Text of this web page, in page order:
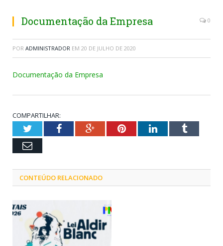
Documentação da Empresa 0
POR ADMINISTRADOR EM 20 DE JULHO DE 2020
Documentação da Empresa
COMPARTILHAR:
TwitterFacebookGoogle+PinterestLinkedInTumblr
Email
CONTEÚDO RELACIONADO